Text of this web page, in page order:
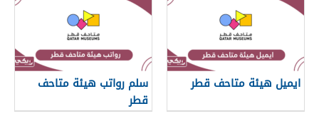
ايميل هيئة متاحف قطر
سلم رواتب هيئة متاحف
قطر